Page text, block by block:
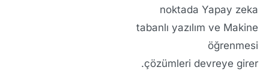
noktadaYapay zeka
tabanlı yazılım ve Makine
öğrenmesi
çözümleri devreye girer.